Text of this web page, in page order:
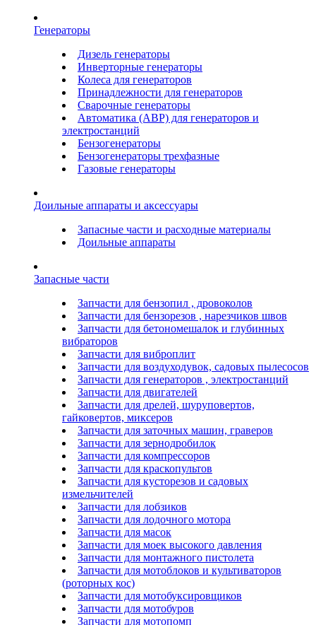
Генераторы
Дизель генераторы
Инверторные генераторы
Колеса для генераторов
Принадлежности для генераторов
Сварочные генераторы
Автоматика (АВР) для генераторов и
электростанций
Бензогенераторы
Бензогенераторы трехфазные
Газовые генераторы
Доильные аппараты и аксессуары
Запасные части и расходные материалы
Доильные аппараты
Запасные части
Запчасти для бензопил , дровоколов
Запчасти для бензорезов , нарезчиков швов
Запчасти для бетономешалок и глубинных
вибраторов
Запчасти для виброплит
Запчасти для воздуходувок, садовых пылесосов
Запчасти для генераторов , электростанций
Запчасти для двигателей
Запчасти для дрелей, шуруповертов,
гайковертов, миксеров
Запчасти для заточных машин, граверов
Запчасти для зернодробилок
Запчасти для компрессоров
Запчасти для краскопультов
Запчасти для кусторезов и садовых
измельчителей
Запчасти для лобзиков
Запчасти для лодочного мотора
Запчасти для масок
Запчасти для моек высокого давления
Запчасти для монтажного пистолета
Запчасти для мотоблоков и культиваторов
(роторных кос)
Запчасти для мотобуксировщиков
Запчасти для мотобуров
Запчасти для мотопомп